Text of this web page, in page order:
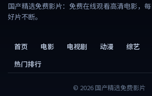
国产精选免费影片：免费在线观看高清电影，每
好片不断。
首页 电影 电视剧 动漫 综艺
热门排行
© 2026 国产精选免费影片